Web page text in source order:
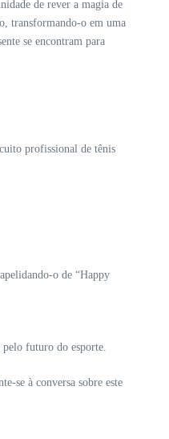
de rever a magia de
transformando-o em uma
se encontram para
profissional de tênis
o de “Happy
futuro do esporte.
se à conversa sobre este